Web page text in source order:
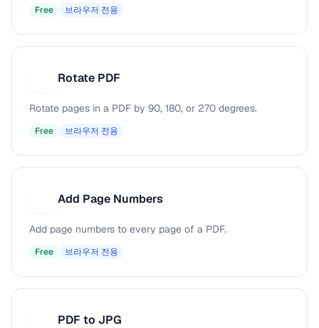
Free 브라우저 전용
Rotate PDF
Rotate pages in a PDF by 90, 180, or 270 degrees.
Free 브라우저 전용
Add Page Numbers
Add page numbers to every page of a PDF.
Free 브라우저 전용
PDF to JPG